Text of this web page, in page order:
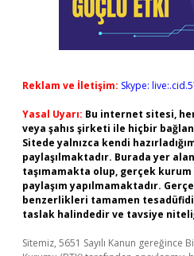
Reklam ve İletişim: Skype:
Yasal Uyarı: Bu internet sitesi,
veya şahıs şirketi ile hiçbir
Sitede yalnızca kendi
paylaşılmaktadır. Burada yer
taşımamakta olup, gerçek
paylaşım yapılmamaktadır.
benzerlikleri tamamen
taslak halindedir ve tavsiye
Sitemiz, 5651 Sayılı Kanun gereğince